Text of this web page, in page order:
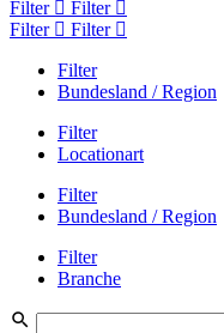
Filter
Filter
Filter
Filter
Filter
Bundesland / Region
Filter
Locationart
Filter
Bundesland / Region
Filter
Branche